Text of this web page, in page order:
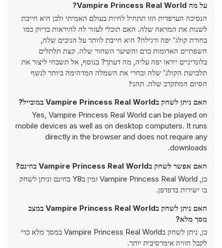
על מה Vampire Princess Real World?
הנסיכה הערפדית הזו תתחיל לחיות בעולם האמיתי ולכן היא חייבת
לשנות את המראה שלה. האם תוכלי לעזור לה להיראות בדיוק כמו
בחורת קולג' יפה ורגילה? היא חייבת לוותר על הניבים שלה,
השפתיים האדומות כדם והשיער השחור שלה. קצת תלתלים
בלונדיניים ייראו יפה עליה, מה דעתך? בנוסף, אל תשכחי ליצור את
תלבושת הקולג' שלה ובחרי את השמלה המדהימה ביותר לנשף
הסיום המתקרב שלה. תהני!
האם ניתן לשחק בVampire Princess Real World במובייל?
Yes, Vampire Princess Real World can be played on
mobile devices as well as on desktop computers. It runs
directly in the browser and does not require any
downloads.
האם אפשר לשחק בVampire Princess Real World בחינם?
כן, Vampire Princess Real World זמין בY8 בחינם וניתן לשחק
בו ישירות בדפדפן.
האם ניתן לשחק בVampire Princess Real World במצב
מסך מלא?
כן, ניתן לשחק בVampire Princess Real World במסך מלא כדי
לקבל חוויה אימרסיבית יותר.